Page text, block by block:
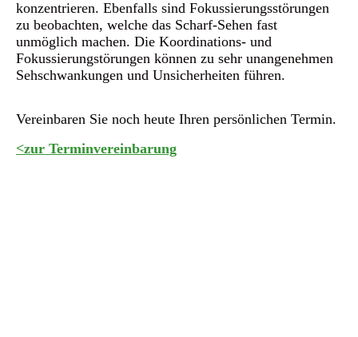
konzentrieren. Ebenfalls sind Fokussierungsstörungen
zu beobachten, welche das Scharf-Sehen fast
unmöglich machen. Die Koordinations- und
Fokussierungstörungen können zu sehr unangenehmen
Sehschwankungen und Unsicherheiten führen.
Vereinbaren Sie noch heute Ihren persönlichen Termin.
<zur Terminvereinbarung